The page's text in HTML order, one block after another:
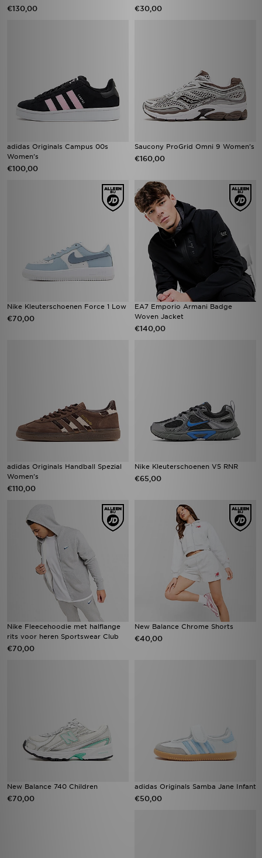
€130,00 €30,00
adidas Originals Campus 00s
Women's
€100,00
Saucony ProGrid Omni 9 Women's
€160,00
Nike Kleuterschoenen Force 1 Low
€70,00
EA7 Emporio Armani Badge
Woven Jacket
€140,00
adidas Originals Handball Spezial
Women's
€110,00
Nike Kleuterschoenen V5 RNR
€65,00
Nike Fleecehoodie met halflange
rits voor heren Sportswear Club
€70,00
New Balance Chrome Shorts
€40,00
New Balance 740 Children
€70,00
adidas Originals Samba Jane Infant
€50,00